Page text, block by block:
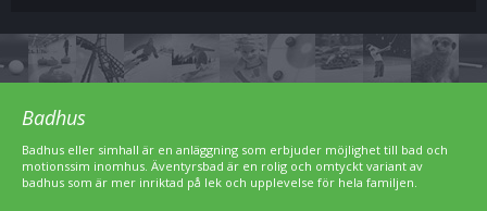
Badhus
Badhus eller simhall är en anläggning som erbjuder möjlighet till bad och
motionssim inomhus. Äventyrsbad är en rolig och omtyckt variant av
badhus som är mer inriktad på lek och upplevelse för hela familjen.